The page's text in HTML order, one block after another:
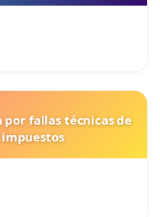
por fallas técnicas de